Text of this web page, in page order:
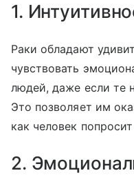
1.
Раки обладают
чувствовать
людей, даже если те
Это позволяет им
как человек
2.